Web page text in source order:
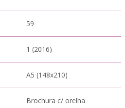
59
1 (2016)
A5 (148x210)
Brochura c/ orelha